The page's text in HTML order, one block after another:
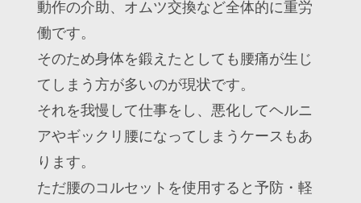
動作の介助、オムツ交換など全体的に重労
働です。
そのため身体を鍛えたとしても腰痛が生じ
てしまう方が多いのが現状です。
それを我慢して仕事をし、悪化してヘルニ
アやギックリ腰になってしまうケースもあ
ります。
ただ腰のコルセットを使用すると予防・軽